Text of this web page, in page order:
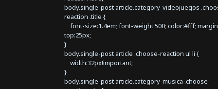
body.single-post article.category-videojuegos
reaction .title {
font-size:1.4em; font-weight:500; color:#fff;
top:25px;
}
body.single-post article .choose-reaction ul li {
width:32px!important;
}
body.single-post article.category-musica .choose-